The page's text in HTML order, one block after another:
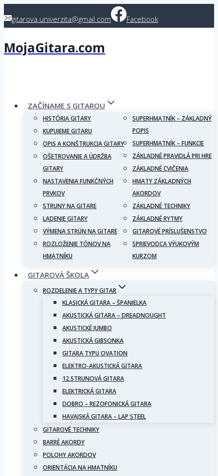
togitarova.univerzita@gmail.com Facebook
MojaGitara.com
ZAČÍNAME S GITAROU
HISTÓRIA GITARY
KUPUJEME GITARU
OPIS A KONŠTRUKCIA GITARY
OŠETROVANIE A ÚDRŽBA
GITARY
NASTAVENIA FUNKČNÝCH
PRVKOV
STRUNY NA GITARE
LADENIE GITARY
VÝMENA STRÚN NA GITARE
ROZLOŽENIE TÓNOV NA
HMATNÍKU
SUPERHMATNÍK – ZÁKLADNÝ
POPIS
SUPERHMATNÍK – FUNKCIE
ZÁKLADNÉ PRAVIDLÁ PRI HRE
ZÁKLADNÉ CVIČENIA
HMATY ZÁKLADNÝCH
AKORDOV
ZÁKLADNÉ TECHNIKY
ZÁKLADNÉ RYTMY
GITAROVÉ PRÍSLUŠENSTVO
SPRIEVODCA VÝUKOVÝM
KURZOM
GITAROVÁ ŠKOLA
ROZDELENIE A TYPY GITAR
KLASICKÁ GITARA – ŠPANIELKA
AKUSTICKÁ GITARA – DREADNOUGHT
AKUSTICKÉ JUMBO
AKUSTICKÁ GIBSONKA
GITARA TYPU OVATION
ELEKTRO-AKUSTICKÁ GITARA
12.STRUNOVÁ GITARA
ELEKTRICKÁ GITARA
DOBRO – REZOFONICKÁ GITARA
HAVAJSKÁ GITARA – LAP STEEL
GITAROVÉ TECHNIKY
BARRÉ AKORDY
POLOHY AKORDOV
ORIENTÁCIA NA HMATNÍKU